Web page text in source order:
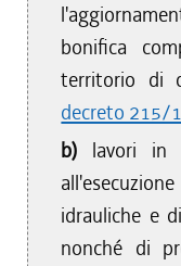
bonifica
territorio di
decreto 215/
b) lavori in
idrauliche e
nonché di